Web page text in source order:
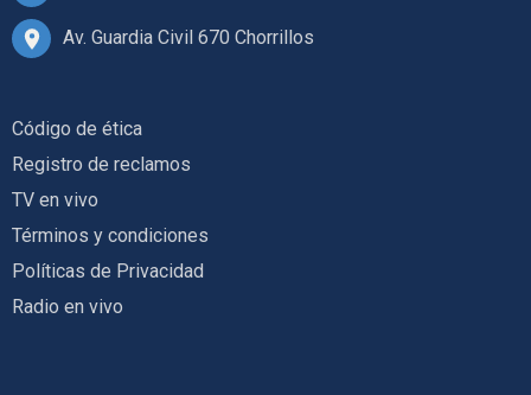
Av. Guardia Civil 670 Chorrillos
Código de ética
Registro de reclamos
TV en vivo
Términos y condiciones
Políticas de Privacidad
Radio en vivo